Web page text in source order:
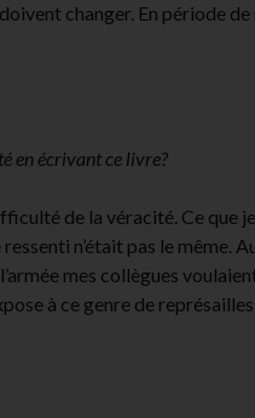
changer. En période
en écrivant ce livre?
de la véracité. Ce que
n’était pas le même.
mes collègues
à ce genre de